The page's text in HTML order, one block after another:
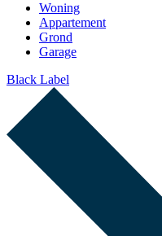
Woning
Appartement
Grond
Garage
Black Label